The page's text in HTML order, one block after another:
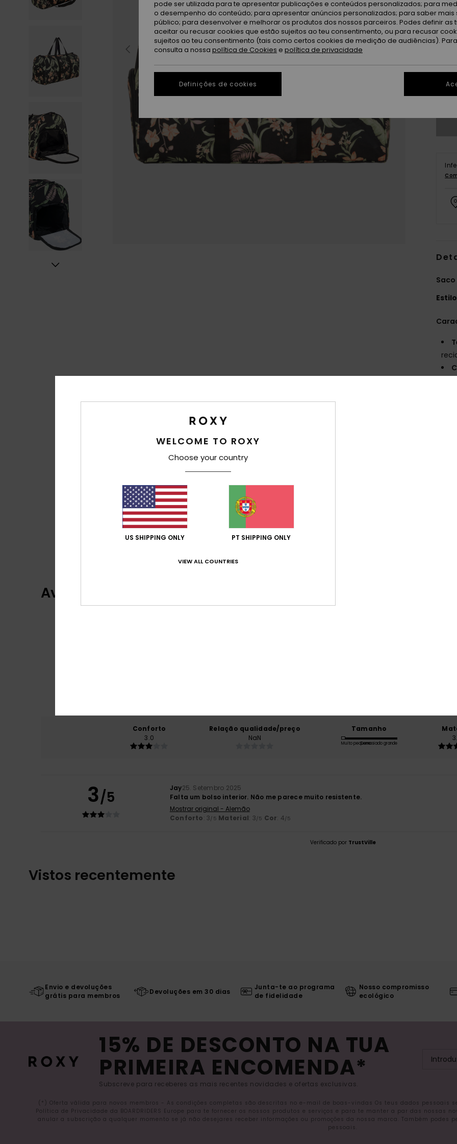
Estilo
Avaliações dos clientes
Conforto
3.0
Relação qualidade/preço
NaN
Tamanho
Muito pequenoDemasiado grande
3/5 Jay25. Setembro 2025
Falta um bolso interior. Não me parece muito resistente.
Mostrar original - Alemão
Conforto: 3/5 Material: 3/5 Cor: 4/5
Verificado por TrustVille
Vistos recentemente
Envio e devoluções
grátis para membros
Devoluções em 30 dias
Junta-te ao programa
de fidelidade
Nosso compromisso
ecológico
15% DE DESCONTO NA TUA
PRIMEIRA ENCOMENDA*
Subscreve para receberes as mais recentes novidades e ofertas exclusivas.
(*) Oferta válida para novos membros - As condições completas são descritas no e-mail de boas-vindas Os teus dados pessoais
Política de Privacidade da BOARDRIDERS Europe para te fornecer os nossos produtos e serviços e para te manter a par das nossas
anular a subscrição a qualquer momento se já não desejares receber informações ou promoções da nossa marca. Também
pessoais.
WELCOME TO ROXY
Choose your country
US SHIPPING ONLY PT SHIPPING ONLY
VIEW ALL COUNTRIES
pode ser utilizada para te apresentar publicações e conteúdos personalizados; para
o desempenho do conteúdo; para apresentar anúncios personalizados; para saber mais
público; para desenvolver e melhorar os produtos dos nossos parceiros. Podes definir as
aceitar ou recusar cookies que estão sujeitos ao teu consentimento, ou para recusar
sujeitos ao teu consentimento (tais como certos cookies de medição de audiências).
consulta a nossa política de Cookies e política de privacidade
Definições de cookies